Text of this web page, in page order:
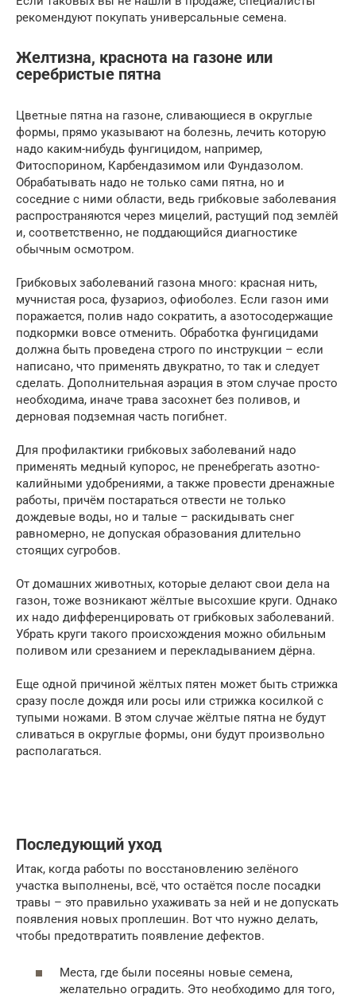
рекомендуют покупать универсальные семена.
Желтизна, краснота на газоне или
серебристые пятна
Цветные пятна на газоне, сливающиеся в округлые
формы, прямо указывают на болезнь, лечить которую
надо каким-нибудь фунгицидом, например,
Фитоспорином, Карбендазимом или Фундазолом.
Обрабатывать надо не только сами пятна, но и
соседние с ними области, ведь грибковые заболевания
распространяются через мицелий, растущий под землёй
и, соответственно, не поддающийся диагностике
обычным осмотром.
Грибковых заболеваний газона много: красная нить,
мучнистая роса, фузариоз, офиоболез. Если газон ими
поражается, полив надо сократить, а азотосодержащие
подкормки вовсе отменить. Обработка фунгицидами
должна быть проведена строго по инструкции – если
написано, что применять двукратно, то так и следует
сделать. Дополнительная аэрация в этом случае просто
необходима, иначе трава засохнет без поливов, и
дерновая подземная часть погибнет.
Для профилактики грибковых заболеваний надо
применять медный купорос, не пренебрегать азотно-
калийными удобрениями, а также провести дренажные
работы, причём постараться отвести не только
дождевые воды, но и талые – раскидывать снег
равномерно, не допуская образования длительно
стоящих сугробов.
От домашних животных, которые делают свои дела на
газон, тоже возникают жёлтые высохшие круги. Однако
их надо дифференцировать от грибковых заболеваний.
Убрать круги такого происхождения можно обильным
поливом или срезанием и перекладыванием дёрна.
Еще одной причиной жёлтых пятен может быть стрижка
сразу после дождя или росы или стрижка косилкой с
тупыми ножами. В этом случае жёлтые пятна не будут
сливаться в округлые формы, они будут произвольно
располагаться.
Последующий уход
Итак, когда работы по восстановлению зелёного
участка выполнены, всё, что остаётся после посадки
травы – это правильно ухаживать за ней и не допускать
появления новых проплешин. Вот что нужно делать,
чтобы предотвратить появление дефектов.
Места, где были посеяны новые семена,
желательно оградить. Это необходимо для того,